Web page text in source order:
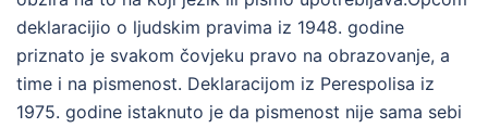
deklaracijio o ljudskim pravima iz 1948. godine
priznato je svakom čovjeku pravo na obrazovanje, a
time i na pismenost. Deklaracijom iz Perespolisa iz
1975. godine istaknuto je da pismenost nije sama sebi